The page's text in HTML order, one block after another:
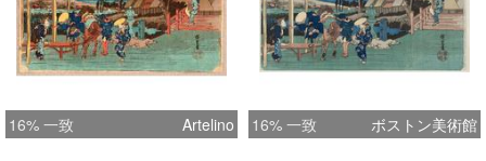
16% 一致 Artelino 16% 一致 ボストン美術館